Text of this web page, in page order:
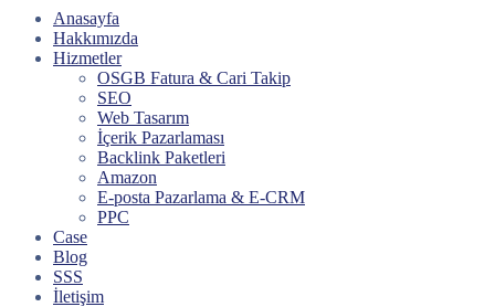
Anasayfa
Hakkımızda
Hizmetler
OSGB Fatura & Cari Takip
SEO
Web Tasarım
İçerik Pazarlaması
Backlink Paketleri
Amazon
E-posta Pazarlama & E-CRM
PPC
Case
Blog
SSS
İletişim